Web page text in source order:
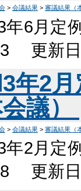
> 会議結果> 審議結果（
年6月定
更新
年2
会議）
> 会議結果> 審議結果（
年2月定
更新